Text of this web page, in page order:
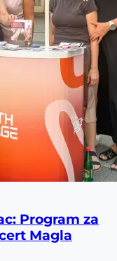
Program za
Magla